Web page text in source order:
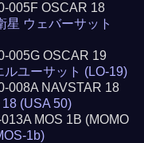
005F OSCAR 18
星 ウェバーサット
005G OSCAR 19
ユーサット (LO-19)
008A NAVSTAR 18
(USA 50)
MOS 1B (MOMO
1b)